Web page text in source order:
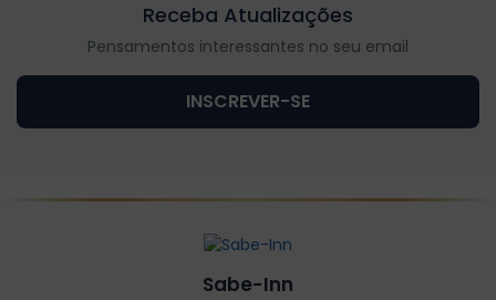
Receba Atualizações
Pensamentos interessantes no seu email
INSCREVER-SE
Sabe-Inn